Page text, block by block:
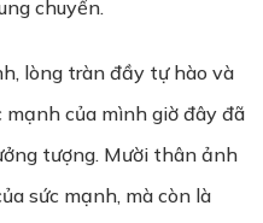
chuyển.
lòng tràn đầy tự hào và
của mình giờ đây đã
tượng. Mười thân ảnh
sức mạnh, mà còn là